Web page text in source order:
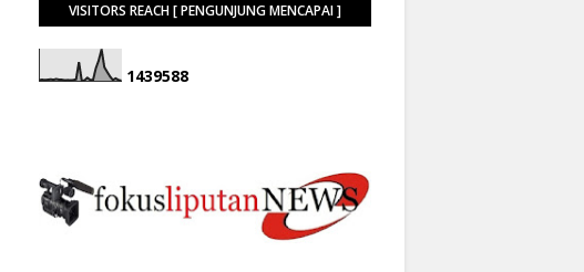
VISITORS REACH [ PENGUNJUNG MENCAPAI ]
1439588